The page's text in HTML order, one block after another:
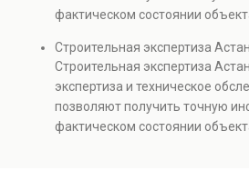
проверках.
фактическом состоянии
инженерных систем с
и нарушений. Услуга
качества строительства,
оценки рисков и судебных
Результатом является
Строительная экспертиза
Строительная экспертиза
экспертиза и техническое
позволяют получить точную
фактическом состоянии